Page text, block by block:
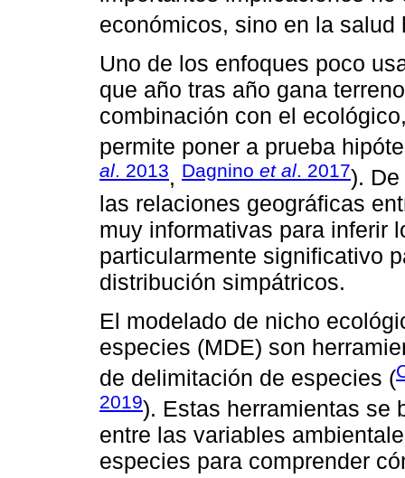
económicos, sino en la salud
Uno de los enfoques poco
que año tras año gana
combinación con el
permite poner a prueba
al. 2013, Dagnino et al. 2017).
las relaciones geográficas
muy informativas para inferir
particularmente significativo
distribución simpátricos.
El modelado de nicho
especies (MDE) son
de delimitación de especies (
2019). Estas herramientas se
entre las variables
especies para comprender